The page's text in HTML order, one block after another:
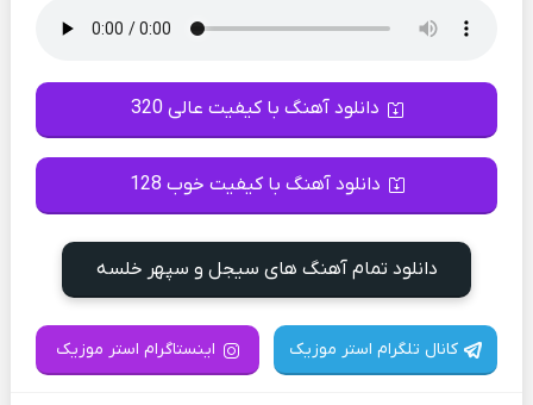
دانلود آهنگ با کیفیت عالی 320
دانلود آهنگ با کیفیت خوب 128
دانلود تمام آهنگ های سیجل و سپهر خلسه
کانال تلگرام استر موزیک اینستاگرام استر موزیک